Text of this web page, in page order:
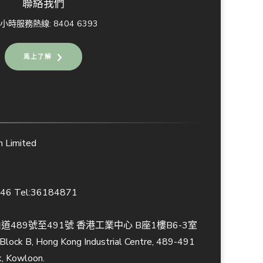
聯絡我們
時服務熱線: 8404 6393
馬上了解
Limited
Tel:36184871
489號至491號 香港工業中心 B座1樓B6-3室
B, Hong Kong Industrial Centre, 489-491
Kowloon.